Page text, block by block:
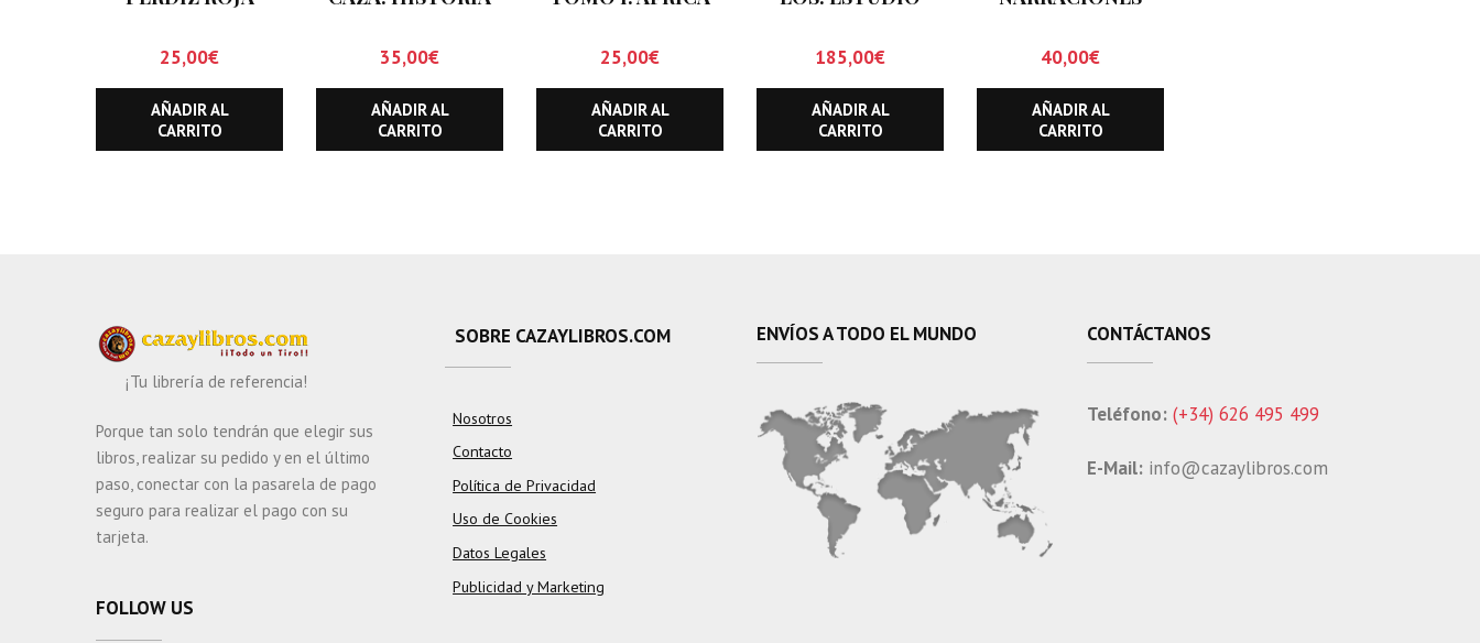
25,00€
AÑADIR AL
CARRITO
ARAGON
35,00€
AÑADIR AL
CARRITO
25,00€
AÑADIR AL
CARRITO
CINEGETICO
(HASTA
DICIEMBRE DE
1.999)
185,00€
AÑADIR AL
CARRITO
ESPAÑA, LA
40,00€
AÑADIR AL
CARRITO
¡Tu librería de referencia!
Porque tan solo tendrán que elegir sus
libros, realizar su pedido y en el último
paso, conectar con la pasarela de pago
seguro para realizar el pago con su
tarjeta.
FOLLOW US
SOBRE CAZAYLIBROS.COM
Nosotros
Contacto
Política de Privacidad
Uso de Cookies
Datos Legales
Publicidad y Marketing
ENVÍOS A TODO EL MUNDO CONTÁCTANOS
Teléfono: (+34) 626 495 499
E-Mail: info@cazaylibros.com